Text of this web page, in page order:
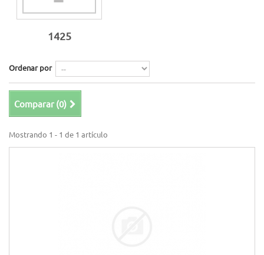
1425
Ordenar por
Comparar (0)
Mostrando 1 - 1 de 1 artículo